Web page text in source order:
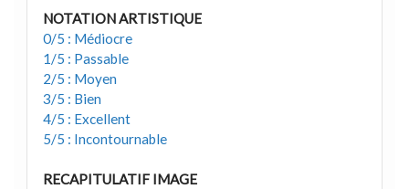
NOTATION ARTISTIQUE
0/5 : Médiocre
1/5 : Passable
2/5 : Moyen
3/5 : Bien
4/5 : Excellent
5/5 : Incontournable
RECAPITULATIF IMAGE